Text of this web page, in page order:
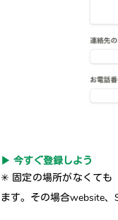
▶︎ 今すぐ登録しよう
✳︎ 固定の場所がなくても
ます。その場合website